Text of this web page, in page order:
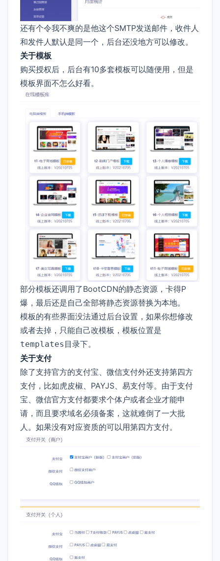
还有个令我不爽的是他这个SMTP发送邮件，收件人
和发件人默认是同一个，后台还没地方可以修改。
关于模板
购买授权后，后台有10多套模板可以随便用，但是
模板界面不怎么好看。
部分模板还调用了BootCDN的静态资源，卡得P
爆，最后还是自己全部将静态资源替换为本地。
模板的有些界面没法通过后台设置，如果你想修改
或者去掉，只能自己改模板，模板位置是
templates 目录下。
关于支付
除了支持官方的支付宝、微信支付外还支持第四方
支付，比如虎皮椒、PAYJS、易支付等。由于支付
宝、微信官方支付都要求个体户或者企业才能申
请，而且要求域名必须备案，这就难倒了一大批
人。如果没有对应资质的可以用第四方支付。